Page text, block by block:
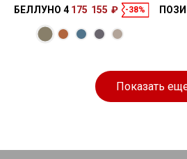
БЕЛЛУНО 4175 155 ₽ -38%
Показать